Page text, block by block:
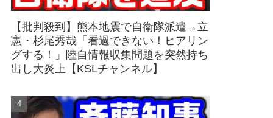
【批判殺到】熊本地震で自衛隊派遣→立
憲・杉尾秀哉「看過できない！ヒアリン
グする！」陸自情報収集問題を突然持ち
出し大炎上【KSLチャンネル】